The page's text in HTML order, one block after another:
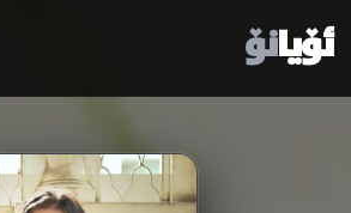
ئۆیانۆ